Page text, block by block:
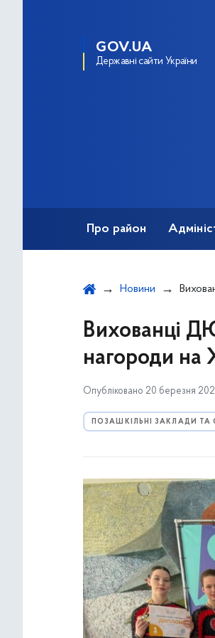
GOV.UA
Державні сайти України
Про район
Новини Вихованці
Вихованці
нагороди на
Опубліковано 20 березня
ПОЗАШКІЛЬНІ ЗАКЛАДИ ТА